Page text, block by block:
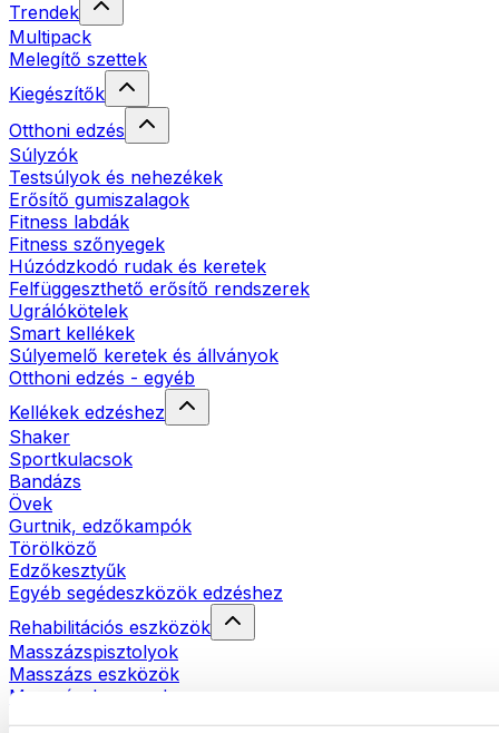
Trendek
Multipack
Melegítő szettek
Kiegészítők
Otthoni edzés
Súlyzók
Testsúlyok és nehezékek
Erősítő gumiszalagok
Fitness labdák
Fitness szőnyegek
Húzódzkodó rudak és keretek
Felfüggeszthető erősítő rendszerek
Ugrálókötelek
Smart kellékek
Súlyemelő keretek és állványok
Otthoni edzés - egyéb
Kellékek edzéshez
Shaker
Sportkulacsok
Bandázs
Övek
Gurtnik, edzőkampók
Törölköző
Edzőkesztyűk
Egyéb segédeszközök edzéshez
Rehabilitációs eszközök
Masszázspisztolyok
Masszázs eszközök
Masszázshengerek